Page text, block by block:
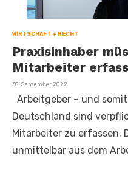
WIRTSCHAFT + RECHT
Praxisinhaber
Mitarbeiter
Veröffentlicht
30. September 2022
Arbeitgeber – und
Deutschland sind
Mitarbeiter zu erfassen.
unmittelbar aus dem